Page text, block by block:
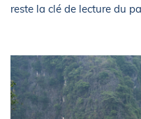
reste la clé de lecture du